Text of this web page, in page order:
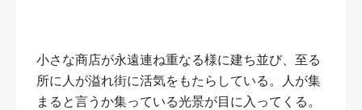
小さな商店が永遠連ね重なる様に建ち並び、至る
所に人が溢れ街に活気をもたらしている。人が集
まると言うか集っている光景が目に入ってくる。